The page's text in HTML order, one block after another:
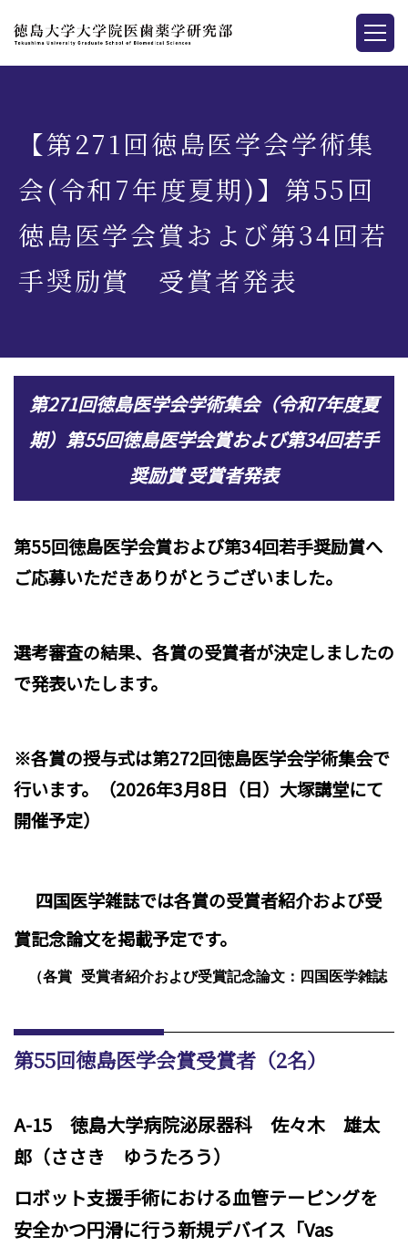
【第271回徳島医学会学術集
会(令和7年度夏期)】第55回
徳島医学会賞および第34回若
手奨励賞 受賞者発表
第271回徳島医学会学術集会（令和7年度夏
期）第55回徳島医学会賞および第34回若手
奨励賞 受賞者発表
第55回徳島医学会賞および第34回若手奨励賞へ
ご応募いただきありがとうございました。
選考審査の結果、各賞の受賞者が決定しましたの
で発表いたします。
※各賞の授与式は第272回徳島医学会学術集会で
行います。（2026年3月8日（日）大塚講堂にて
開催予定）
四国医学雑誌では各賞の受賞者紹介および受
賞記念論文を掲載予定です。
（各賞 受賞者紹介および受賞記念論文：四国医学雑誌
第55回徳島医学会賞受賞者（2名）
A-15
徳島大学病院泌尿器科 佐々木 雄太
郎（ささき ゆうたろう）
ロボット支援手術における血管テーピングを
安全かつ円滑に行う新規デバイス「Vas